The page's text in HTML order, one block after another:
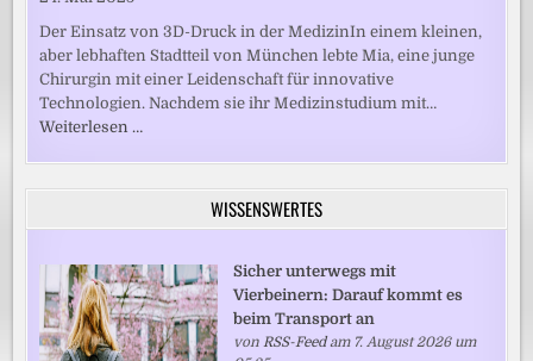
Der Einsatz von 3D-Druck in der MedizinIn einem kleinen,
aber lebhaften Stadtteil von München lebte Mia, eine junge
Chirurgin mit einer Leidenschaft für innovative
Technologien. Nachdem sie ihr Medizinstudium mit…
Weiterlesen …
WISSENSWERTES
Sicher unterwegs mit
Vierbeinern: Darauf kommt es
beim Transport an
von RSS-Feedam 7. August 2026 um